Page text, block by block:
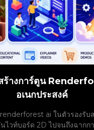
ร้างการ์ตูน
อเนกประสงค์
renderforest ai ในตัวรองรั
ไวท์บอร์ด 2D ไปจนถึงฉาก